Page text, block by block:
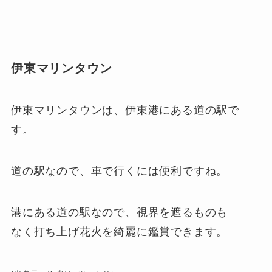
伊東マリンタウン
伊東マリンタウンは、伊東港にある道の駅で
す。
道の駅なので、車で行くには便利ですね。
港にある道の駅なので、視界を遮るものも
なく打ち上げ花火を綺麗に鑑賞できます。